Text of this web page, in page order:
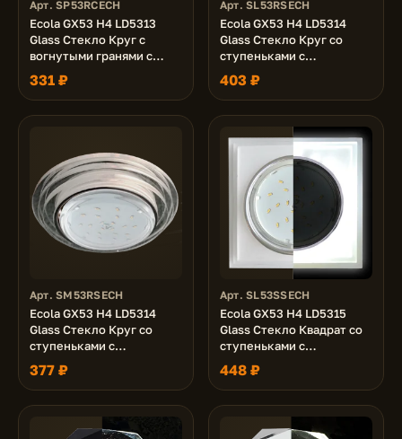
Арт. SP53RCECH
Ecola GX53 H4 LD5313
Glass Стекло Круг с
вогнутыми гранями с
подсветкой черный хром
- черный 38x126 (к+)
331 ₽
Арт. SL53RSECH
Ecola GX53 H4 LD5314
Glass Стекло Круг со
ступеньками с
подсветкой хром -
матовый 38x120 (к+)
403 ₽
Арт. SM53RSECH
Ecola GX53 H4 LD5314
Glass Стекло Круг со
ступеньками с
подсветкой хром - хром
(зеркальный) 38x120 (к+)
377 ₽
Арт. SL53SSECH
Ecola GX53 H4 LD5315
Glass Стекло Квадрат со
ступеньками с
подсветкой хром -
матовый 38x120x120 (к+)
448 ₽